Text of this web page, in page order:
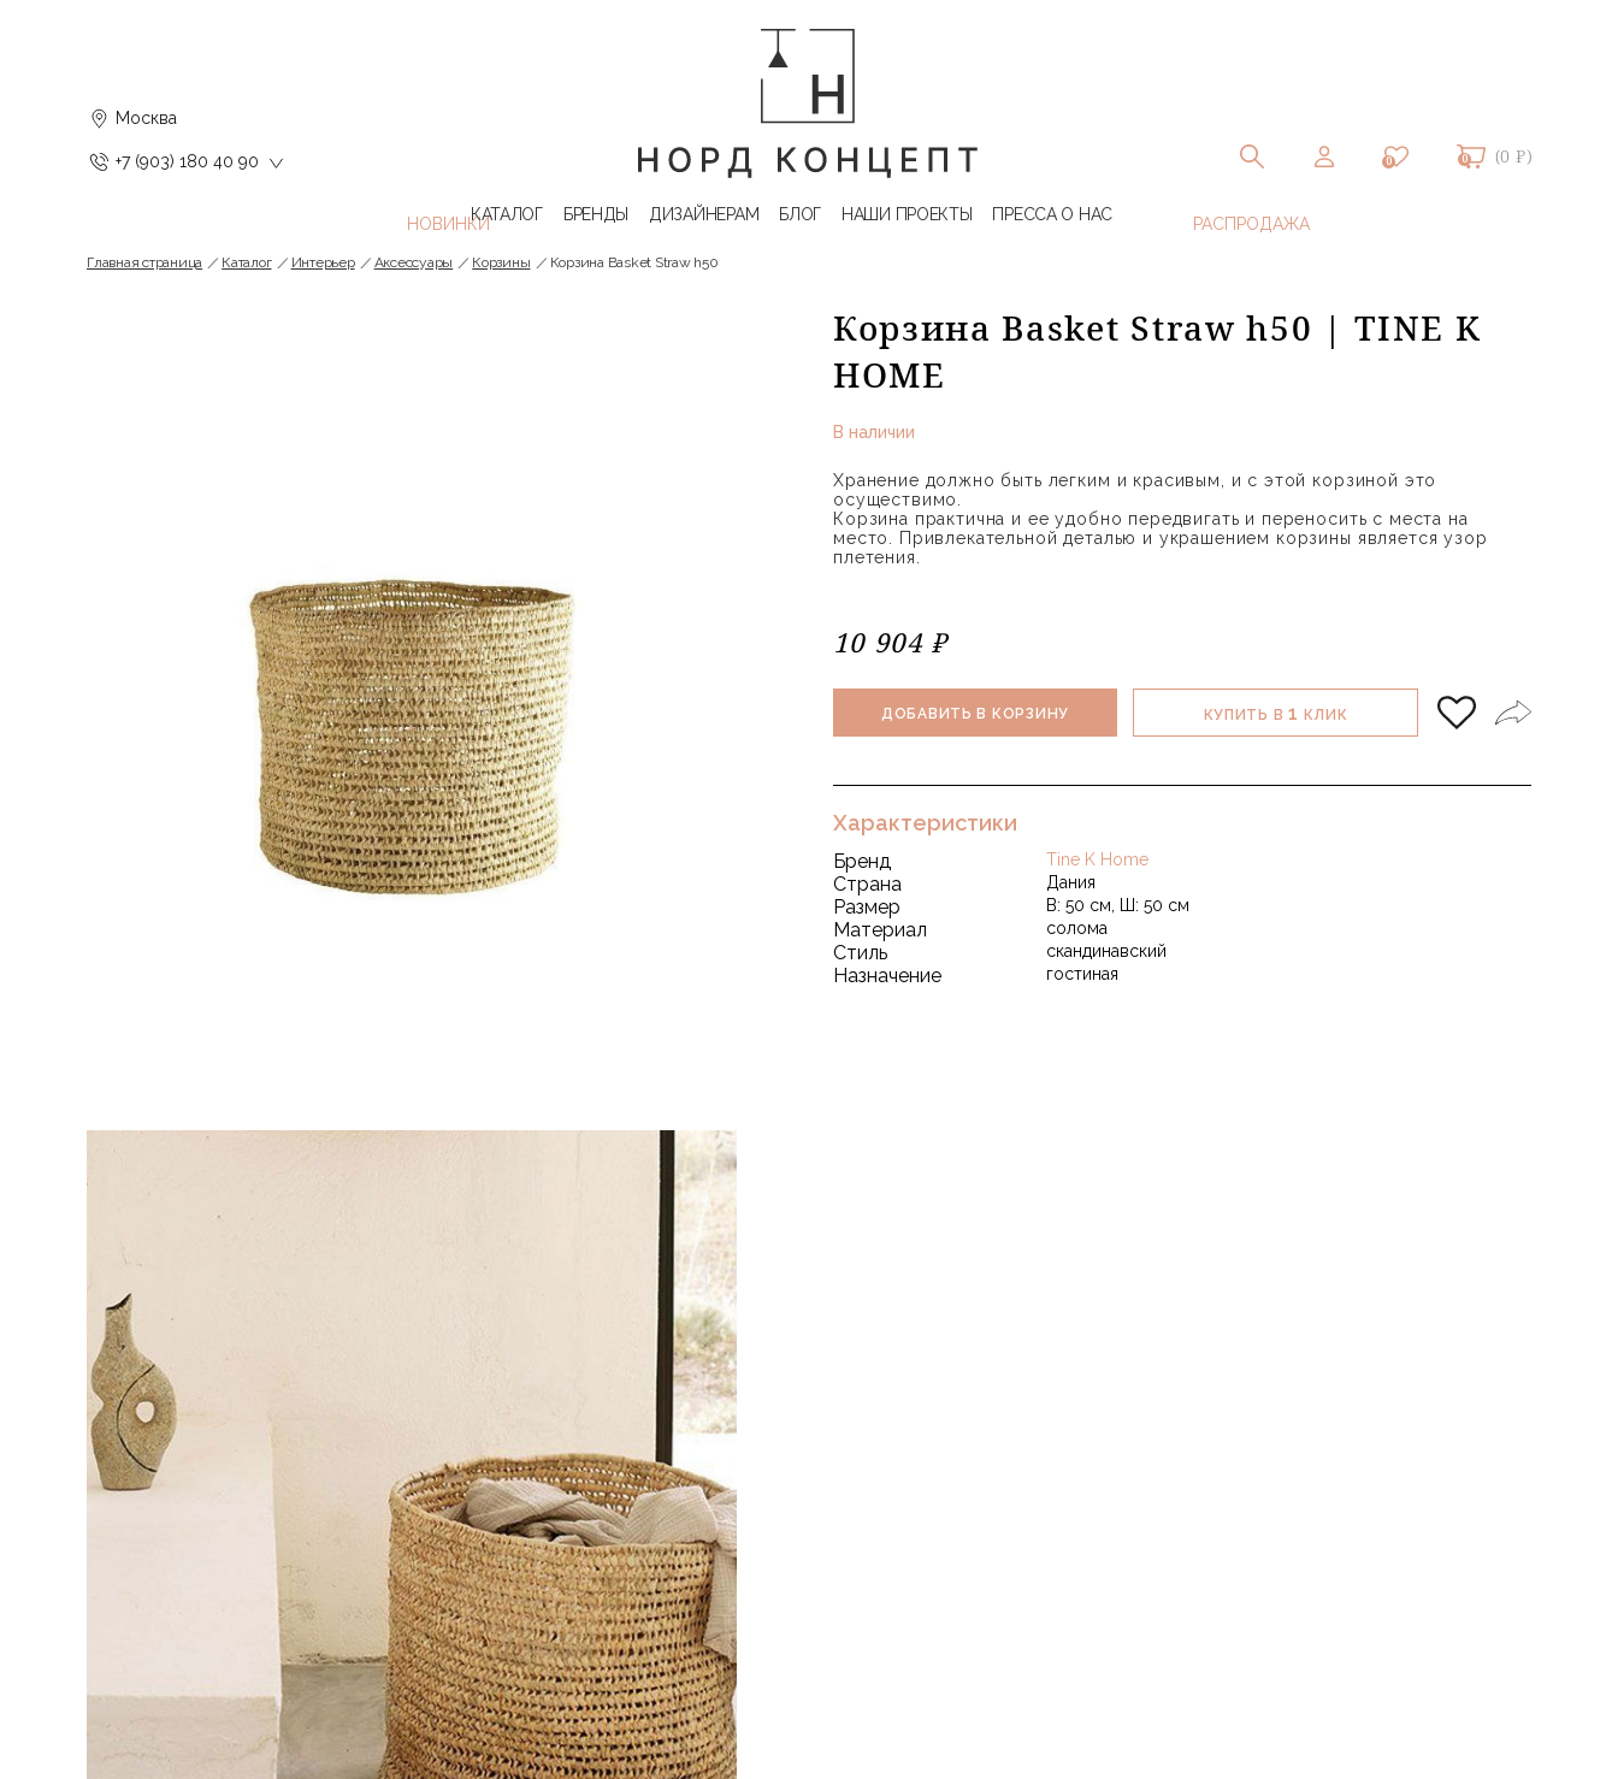
Москва
+7 (903) 180 40 90 0 0 (0 ₽)
КАТАЛОГ БРЕНДЫ ДИЗАЙНЕРАМ БЛОГ НАШИ ПРОЕКТЫ ПРЕССА О НАС
Главная страница Каталог Интерьер Аксессуары Корзины Корзина Basket Straw h50
Корзина Basket Straw h50 | TINE K
HOME
В наличии
Хранение должно быть легким и красивым, и с этой корзиной это
осуществимо.
Корзина практична и ее удобно передвигать и переносить с места на
место. Привлекательной деталью и украшением корзины является узор
плетения.
10 904 ₽
ДОБАВИТЬ В КОРЗИНУ КУПИТЬ В1 КЛИК
Характеристики
Бренд Tine K Home
Страна Дания
Размер В: 50 см, Ш: 50 см
Материал солома
Стиль скандинавский
Назначение гостиная